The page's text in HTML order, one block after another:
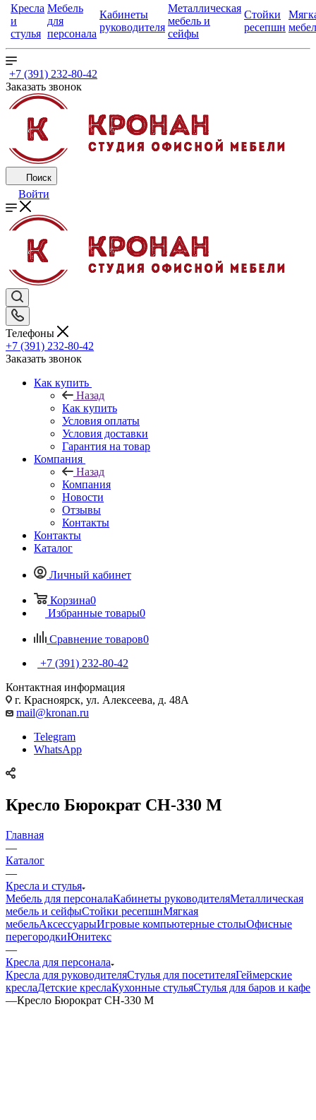
Кресла
и
стулья
Мебель
для
персонала
Кабинеты
руководителя
Металлическая
мебель и
сейфы
Стойки
ресепшн
+7 (391) 232-80-42
Заказать звонок
Поиск
Войти
Телефоны
+7 (391) 232-80-42
Заказать звонок
Как купить
Назад
Как купить
Условия оплаты
Условия доставки
Гарантия на товар
Компания
Назад
Компания
Новости
Отзывы
Контакты
Контакты
Каталог
Личный кабинет
Корзина0
Избранные товары0
Сравнение товаров0
+7 (391) 232-80-42
Контактная информация
г. Красноярск, ул. Алексеева, д. 48А
mail@kronan.ru
Telegram
WhatsApp
Кресло Бюрократ СН-330 М
Главная
—
Каталог
—
Кресла и стулья
Мебель для персоналаКабинеты руководителяМеталлическая
мебель и сейфыСтойки ресепшнМягкая
мебельАксессуарыИгровые компьютерные столыОфисные
перегородкиЮнитекс
—
Кресла для персонала
Кресла для руководителяСтулья для посетителяГеймерские
креслаДетские креслаКухонные стульяСтулья для баров и кафе
—Кресло Бюрократ СН-330 М